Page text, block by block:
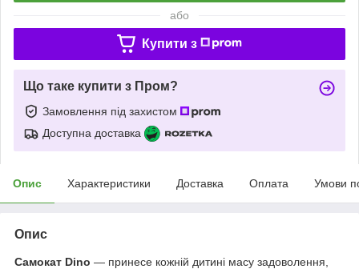
або
Купити з
Що таке купити з Пром?
Замовлення під захистом
Доступна доставка
Опис Характеристики Доставка Оплата Умови
Опис
Самокат Dino — принесе кожній дитині масу задоволення,